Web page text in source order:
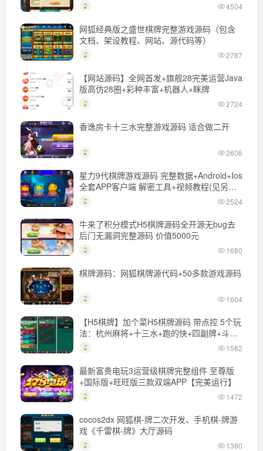
4504
网狐经典版之盛世棋牌完整游戏源码（包含
文档、架设教程、网站、源代码等）
2787
【网站源码】全网首发+旗舰28完美运营Java
版高仿28圈+彩种丰富+机器人+眯牌
2724
香逸房卡十三水完整游戏源码 适合做二开
2606
星力9代棋牌游戏源码 完整数据+Android+Ios
全套APP客户端 解密工具+视频教程(见另个
链接)
2524
牛来了积分模式H5棋牌源码全开源无bug去
后门无漏洞完整源码 价值5000元
1680
棋牌源码：网狐棋牌源代码+50多款游戏源码
1604
【H5棋牌】加个菜H5棋牌源码 带点控 5个玩
法：杭州麻将+十三水+跑的快+四副牌+斗地
主
1582
最新富贵电玩3运营级棋牌完整组件 至尊版
+国际版+旺旺版三款双端APP【完美运行】
1472
cocos2dx 网狐棋-牌二次开发、手机棋-牌游
戏《千雷棋-牌》大厅源码
1380